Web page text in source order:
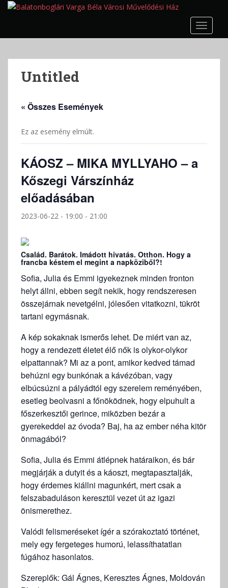
p
Untitled
« Összes Események
Ez az esemény elmúlt.
KÁOSZ – MIKA MYLLYAHO – a
Kőszegi Várszínház
előadásában
2023-06-22 - 19:00 - 21:00
Család. Barátok. Imádott hivatás. Otthon. Hogy a
francba késtem el megint a napköziből?!
Sofia, Julia és Emmi igyekeznek minden fronton
helyt állni, ebben segít nekik, hogy rendszeresen
összejárnak nevetgélni, jólesően vitatkozni, tükröt
tartani egymásnak.
A kép sokaknak ismerős lehet. De miért van az,
hogy a rendezett életet élő nők is olykor-olykor
elpattannak? Mi az a pont, amikor kedved támad
behúzni egy bunkónak a kávézóban, vagy
elbúcsúzni a pályádtól egy szerelem reményében,
esetleg beolvasni a főnöködnek, hogy elpuhult a
főszerkesztői gerince, miközben bezár a
gyerekeddel az óvoda? Baj, ha az ember néha kitör
önmagából?
Sofia, Julia és Emmi átlépnek határaikon, és bár
megjárják a dutyit és a káoszt, megtapasztalják,
hogy érdemes kiállni magunkért, mert csak a
felszabaduláson keresztül vezet út az igazi
önismerethez.
Valódi felismeréseket ígér a szórakoztató történet,
mely egy fergeteges humorú, lelassíthatatlan
fúgához hasonlatos.
Szereplők: Gál Ágnes, Keresztes Ágnes, Moldován